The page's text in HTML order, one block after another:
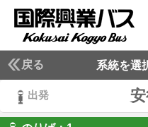
戻る 系統を選
出発